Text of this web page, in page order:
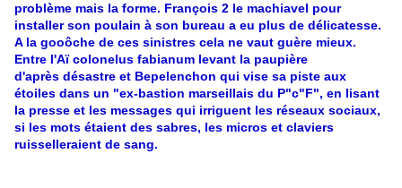
problème mais la forme. François 2 le machiavel pour
installer son poulain à son bureau a eu plus de délicatesse.
A la gooôche de ces sinistres cela ne vaut guère mieux.
Entre l'Aï colonelus fabianum levant la paupière
d'après désastre et Bepelenchon qui vise sa piste aux
étoiles dans un "ex-bastion marseillais du P"c"F", en lisant
la presse et les messages qui irriguent les réseaux sociaux,
si les mots étaient des sabres, les micros et claviers
ruisselleraient de sang.